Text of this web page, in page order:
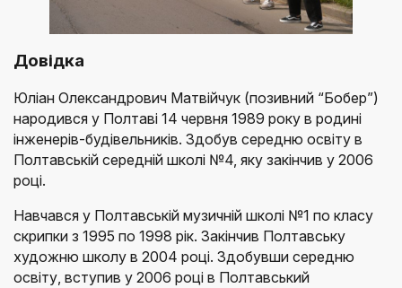
Довідка
Юліан Олександрович Матвійчук (позивний “Бобер”)
народився у Полтаві 14 червня 1989 року в родині
інженерів-будівельників. Здобув середню освіту в
Полтавській середній школі №4, яку закінчив у 2006
році.
Навчався у Полтавській музичній школі №1 по класу
скрипки з 1995 по 1998 рік. Закінчив Полтавську
художню школу в 2004 році. Здобувши середню
освіту, вступив у 2006 році в Полтавський